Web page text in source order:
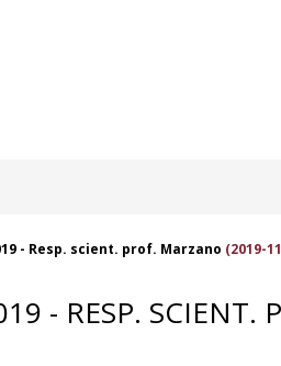
- Resp. scient. prof. Marzano (2019-
- RESP. SCIENT.